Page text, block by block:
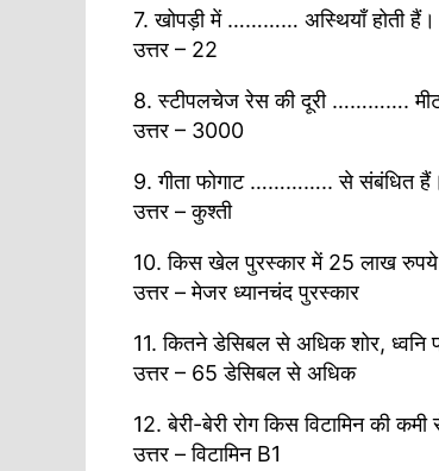
7. खोपड़ी में ………… अस्थियाँ होती हैं।
उत्तर – 22
8. स्टीपलचेज रेस की दूरी ………….
उत्तर – 3000
9. गीता फोगाट ………….. से संबंधित हैं।
उत्तर – कुश्ती
10. किस खेल पुरस्कार में 25 लाख रुपये
उत्तर – मेजर ध्यानचंद पुरस्कार
11. कितने डेसिबल से अधिक शोर, ध्वनि
उत्तर – 65 डेसिबल से अधिक
12. बेरी-बेरी रोग किस विटामिन की कमी
उत्तर – विटामिन B1